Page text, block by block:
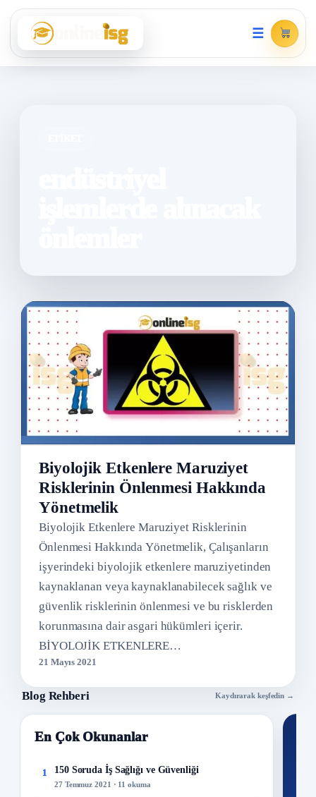
☰
Biyolojik Etkenlere Maruziyet
Risklerinin Önlenmesi Hakkında
Yönetmelik
Biyolojik Etkenlere Maruziyet Risklerinin
Önlenmesi Hakkında Yönetmelik, Çalışanların
işyerindeki biyolojik etkenlere maruziyetinden
kaynaklanan veya kaynaklanabilecek sağlık ve
güvenlik risklerinin önlenmesi ve bu risklerden
korunmasına dair asgari hükümleri içerir.
BİYOLOJİK ETKENLERE…
21 Mayıs 2021
Blog Rehberi Kaydırarak keşfedin →
En Çok Okunanlar
1 150 Soruda İş Sağlığı ve Güvenliği
27 Temmuz 2021 · 11 okuma